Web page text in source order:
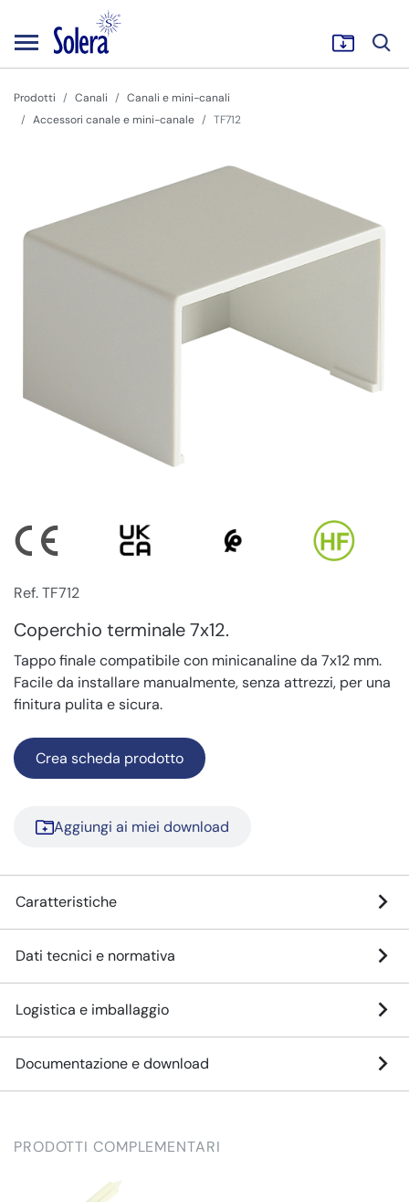
Prodotti Canali
Canali e mini-canali
Accessori canale e mini-canale
TF712
Ref. TF712
Coperchio terminale 7x12.
Tappo finale compatibile con minicanaline da 7x12 mm.
Facile da installare manualmente, senza attrezzi, per una
finitura pulita e sicura.
Crea scheda prodotto
Aggiungi ai miei download
Caratteristiche
Dati tecnici e normativa
Logistica e imballaggio
Documentazione e download
PRODOTTI COMPLEMENTARI